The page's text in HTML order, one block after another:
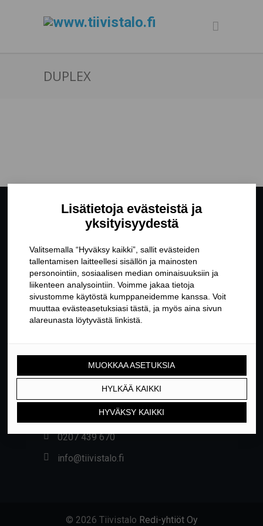
DUPLEX
YHTEYSTIEDOT
Yrittäjäntie 24, 01800 KLAUKKALA
0207 439 670
info@tiivistalo.fi
© 2026 Tiivistalo Redi-yhtiöt Oy